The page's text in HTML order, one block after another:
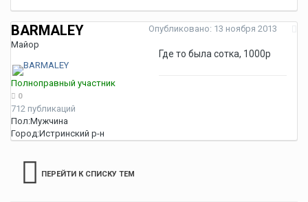
BARMALEY
Майор
Полноправный участник
0
712 публикаций
Пол:Мужчина
Город:Истринский р-н
Опубликовано: 13 ноября 2013
Где то была сотка, 1000р
ПЕРЕЙТИ К СПИСКУ ТЕМ